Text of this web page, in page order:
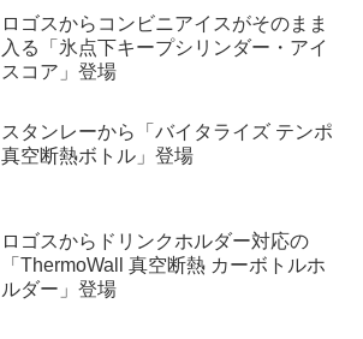
ロゴスからコンビニアイスがそのまま
入る「氷点下キープシリンダー・アイ
スコア」登場
スタンレーから「バイタライズ テンポ
真空断熱ボトル」登場
ロゴスからドリンクホルダー対応の
「ThermoWall 真空断熱 カーボトルホ
ルダー」登場